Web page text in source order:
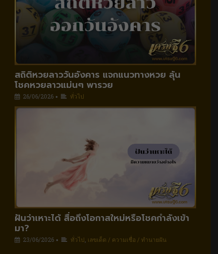
สถิติหวยลาววันอังคาร แจกแนวทางหวย ลุ้น
โชคหวยลาวแม่นๆ พารวย
26/06/2026 • ทั่วไป
ฝันว่าเหาะได้ สื่อถึงโอกาสใหม่หรือโชคกำลังเข้า
มา?
23/06/2026 • ทั่วไป เลขเด็ด / ความเชื่อ / ทำนายฝัน